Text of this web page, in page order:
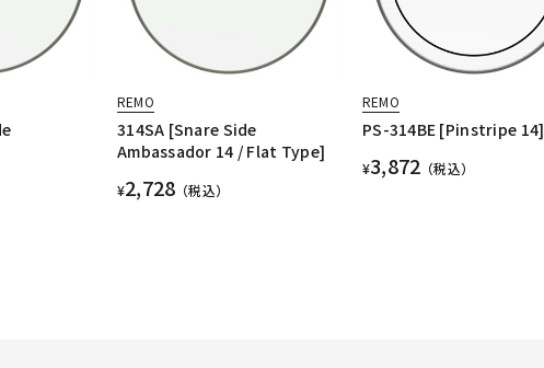
REMO
314SA [Snare Side
Ambassador 14 / Flat Type]
¥2,728 （税込）
REMO
PS-314BE [Pinstripe 14]
¥3,872 （税込）